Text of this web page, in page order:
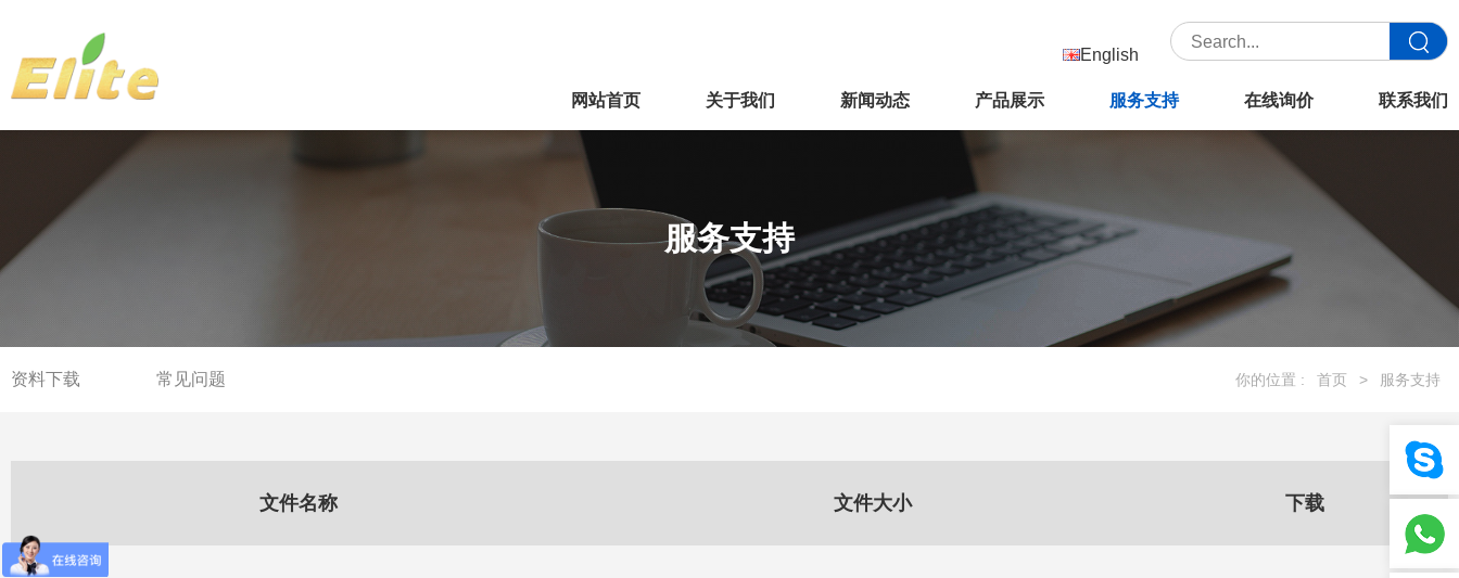
English
网站首页 关于我们 新闻动态 产品展示 服务支持 在线询价 联系我们
服务支持
资料下载 常见问题 你的位置 : 首页 > 服务支持
文件名称 文件大小 下载